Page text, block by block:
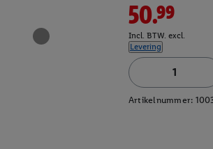
50.99
Incl. BTW. excl.
Levering
Artikelnummer: